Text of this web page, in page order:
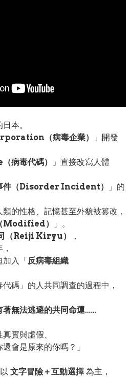
本。
（病毒企業）
」開發
病毒代碼）
」直接改寫人體
件（Disorder Incident）
」的
的性格、記憶甚至外貌被篡改，
Modified）
」。
（Reiji Kiryu）
，
加入「反病毒組織
碼」的人共同調查的過程中，
著無法逃避的共同命運……
實與虛假、
會是原來的你嗎？」
文字冒險＋互動選擇 為主，